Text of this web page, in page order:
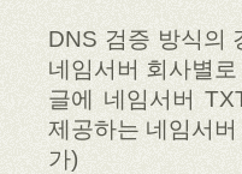
DNS 검증 방식의
네임서버 회사별
글에 네임서버
제공하는 네임서
가)